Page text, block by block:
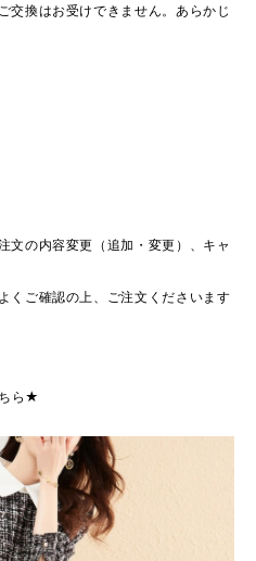
交換はお受けできません。あらかじ
文の内容変更（追加・変更）、キャ
くご確認の上、ご注文くださいます
ら★